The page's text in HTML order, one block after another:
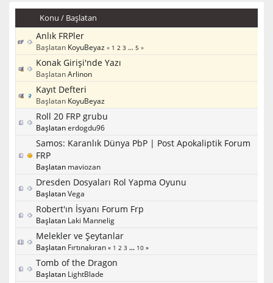
Konu / Başlatan
Anlık FRPler
Başlatan KoyuBeyaz « 1 2 3 ... 5 »
Konak Girişi'nde Yazı
BaşlatanArlinon
Kayıt Defteri
Başlatan KoyuBeyaz
Roll 20 FRP grubu
Başlatanerdogdu96
Samos: Karanlık Dünya PbP | Post Apokaliptik Forum
FRP
Başlatan maviozan
Dresden Dosyaları Rol Yapma Oyunu
BaşlatanVega
Robert'ın İsyanı Forum Frp
Başlatan Laki Mannelig
Melekler ve Şeytanlar
Başlatan Fırtınakıran « 1 2 3 ... 10 »
Tomb of the Dragon
Başlatan LightBlade